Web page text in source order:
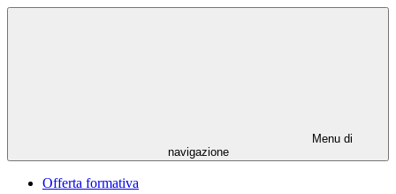
Menu di
navigazione
Offerta formativa